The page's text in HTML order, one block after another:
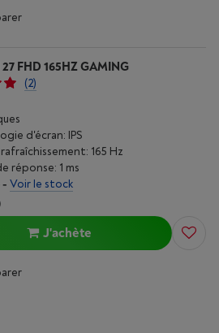
FHD 165HZ GAMING
(2)
d'écran: IPS
165 Hz
réponse: 1 ms
- Voir le stock
J'achète